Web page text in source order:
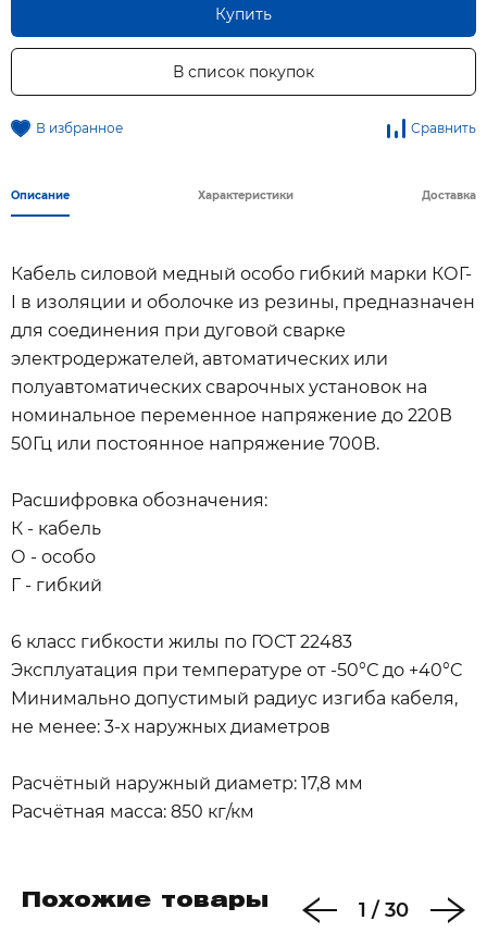
Купить
В список покупок
В избранное Сравнить
Описание Характеристики Доставка
Кабель силовой медный особо гибкий марки КОГ-
I в изоляции и оболочке из резины, предназначен
для соединения при дуговой сварке
электродержателей, автоматических или
полуавтоматических сварочных установок на
номинальное переменное напряжение до 220В
50Гц или постоянное напряжение 700В.
Расшифровка обозначения:
К - кабель
О - особо
Г - гибкий
6 класс гибкости жилы по ГОСТ 22483
Эксплуатация при температуре от -50°С до +40°С
Минимально допустимый радиус изгиба кабеля,
не менее: 3-х наружных диаметров
Расчётный наружный диаметр: 17,8 мм
Расчётная масса: 850 кг/км
Похожие товары 1 / 30